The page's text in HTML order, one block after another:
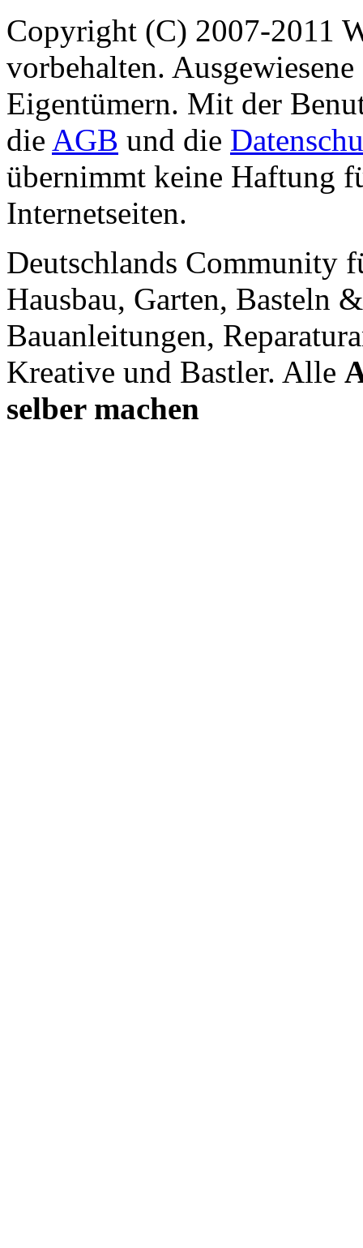
Copyright (C) 2007-2011
vorbehalten.
Eigentümern. Mit der
die AGB und die
übernimmt keine Haftung
Internetseiten.
Deutschlands Community
Hausbau, Garten, Basteln
Bauanleitungen,
Kreative und Bastler. Alle
selber machen